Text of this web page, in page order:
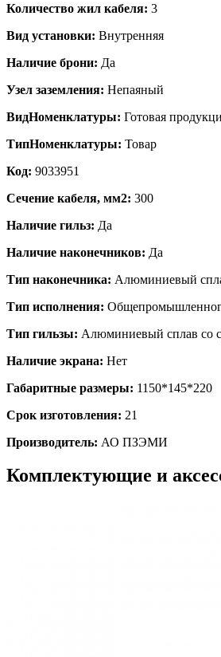
Количество жил кабеля: 3
Вид установки: Внутренняя
Наличие брони: Да
Узел заземления: Непаяный
ВидНоменклатуры: Готовая
ТипНоменклатуры: Товар
Код: 9033951
Сечение кабеля, мм2: 300
Наличие гильз: Да
Наличие наконечников: Да
Тип наконечника: Алюминиевый
Тип исполнения:
Тип гильзы: Алюминиевый сплав со
Наличие экрана: Нет
Габаритные размеры: 1150*145*220
Срок изготовления: 21
Производитель: АО ПЗЭМИ
Комплектующие и